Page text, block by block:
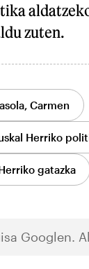
zuten.
Carmen
Herriko
gatazka
Googlen.